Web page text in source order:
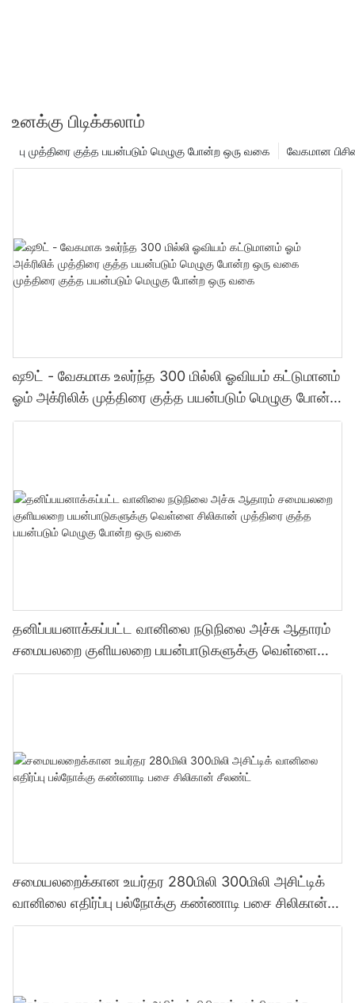
உனக்கு பிடிக்கலாம்
வேகமான
பு முத்திரை குத்த பயன்படும் மெழுகு போன்ற ஒரு வகை
ஷூட் - வேகமாக உலர்ந்த 300 மில்லி ஓவியம் கட்டுமானம்
ஓம் அக்ரிலிக் முத்திரை குத்த பயன்படும் மெழுகு போன்ற
ஒரு வகை முத்திரை குத்த பயன்படும் மெழுகு போன்ற
தனிப்பயனாக்கப்பட்ட வானிலை நடுநிலை அச்சு ஆதாரம்
சமையலறை குளியலறை பயன்பாடுகளுக்கு வெள்ளை
சிலிகான் முத்திரை குத்த பயன்படும் மெழுகு போன்ற ஒரு
சமையலறைக்கான உயர்தர 280மிலி 300மிலி அசிட்டிக்
வானிலை எதிர்ப்பு பல்நோக்கு கண்ணாடி பசை சிலிகான்
சீலண்ட்